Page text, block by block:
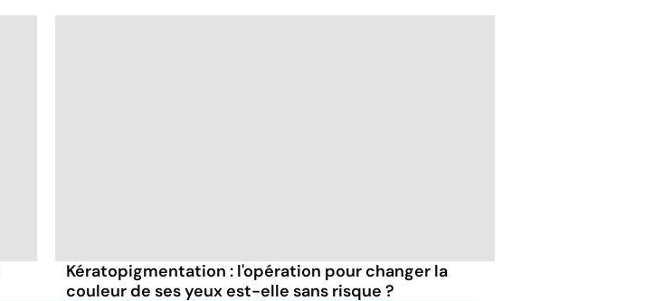
Kératopigmentation : l'opération pour changer la
couleur de ses yeux est-elle sans risque ?